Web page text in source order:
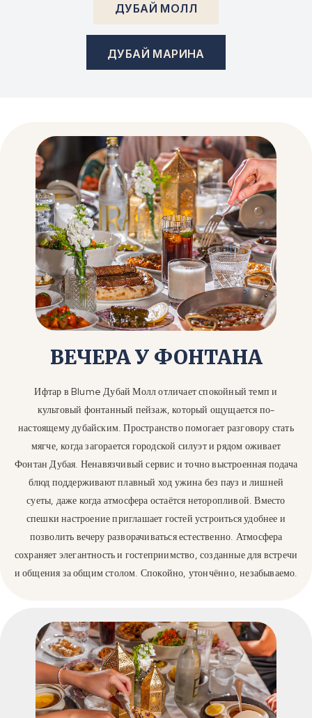
ДУБАЙ МОЛЛ
ДУБАЙ МАРИНА
ВЕЧЕРА У ФОНТАНА
Ифтар в Blume Дубай Молл отличает спокойный темп и
культовый фонтанный пейзаж, который ощущается по-
настоящему дубайским. Пространство помогает разговору стать
мягче, когда загорается городской силуэт и рядом оживает
Фонтан Дубая. Ненавязчивый сервис и точно выстроенная подача
блюд поддерживают плавный ход ужина без пауз и лишней
суеты, даже когда атмосфера остаётся неторопливой. Вместо
спешки настроение приглашает гостей устроиться удобнее и
позволить вечеру разворачиваться естественно. Атмосфера
сохраняет элегантность и гостеприимство, созданные для встречи
и общения за общим столом. Спокойно, утончённо, незабываемо.